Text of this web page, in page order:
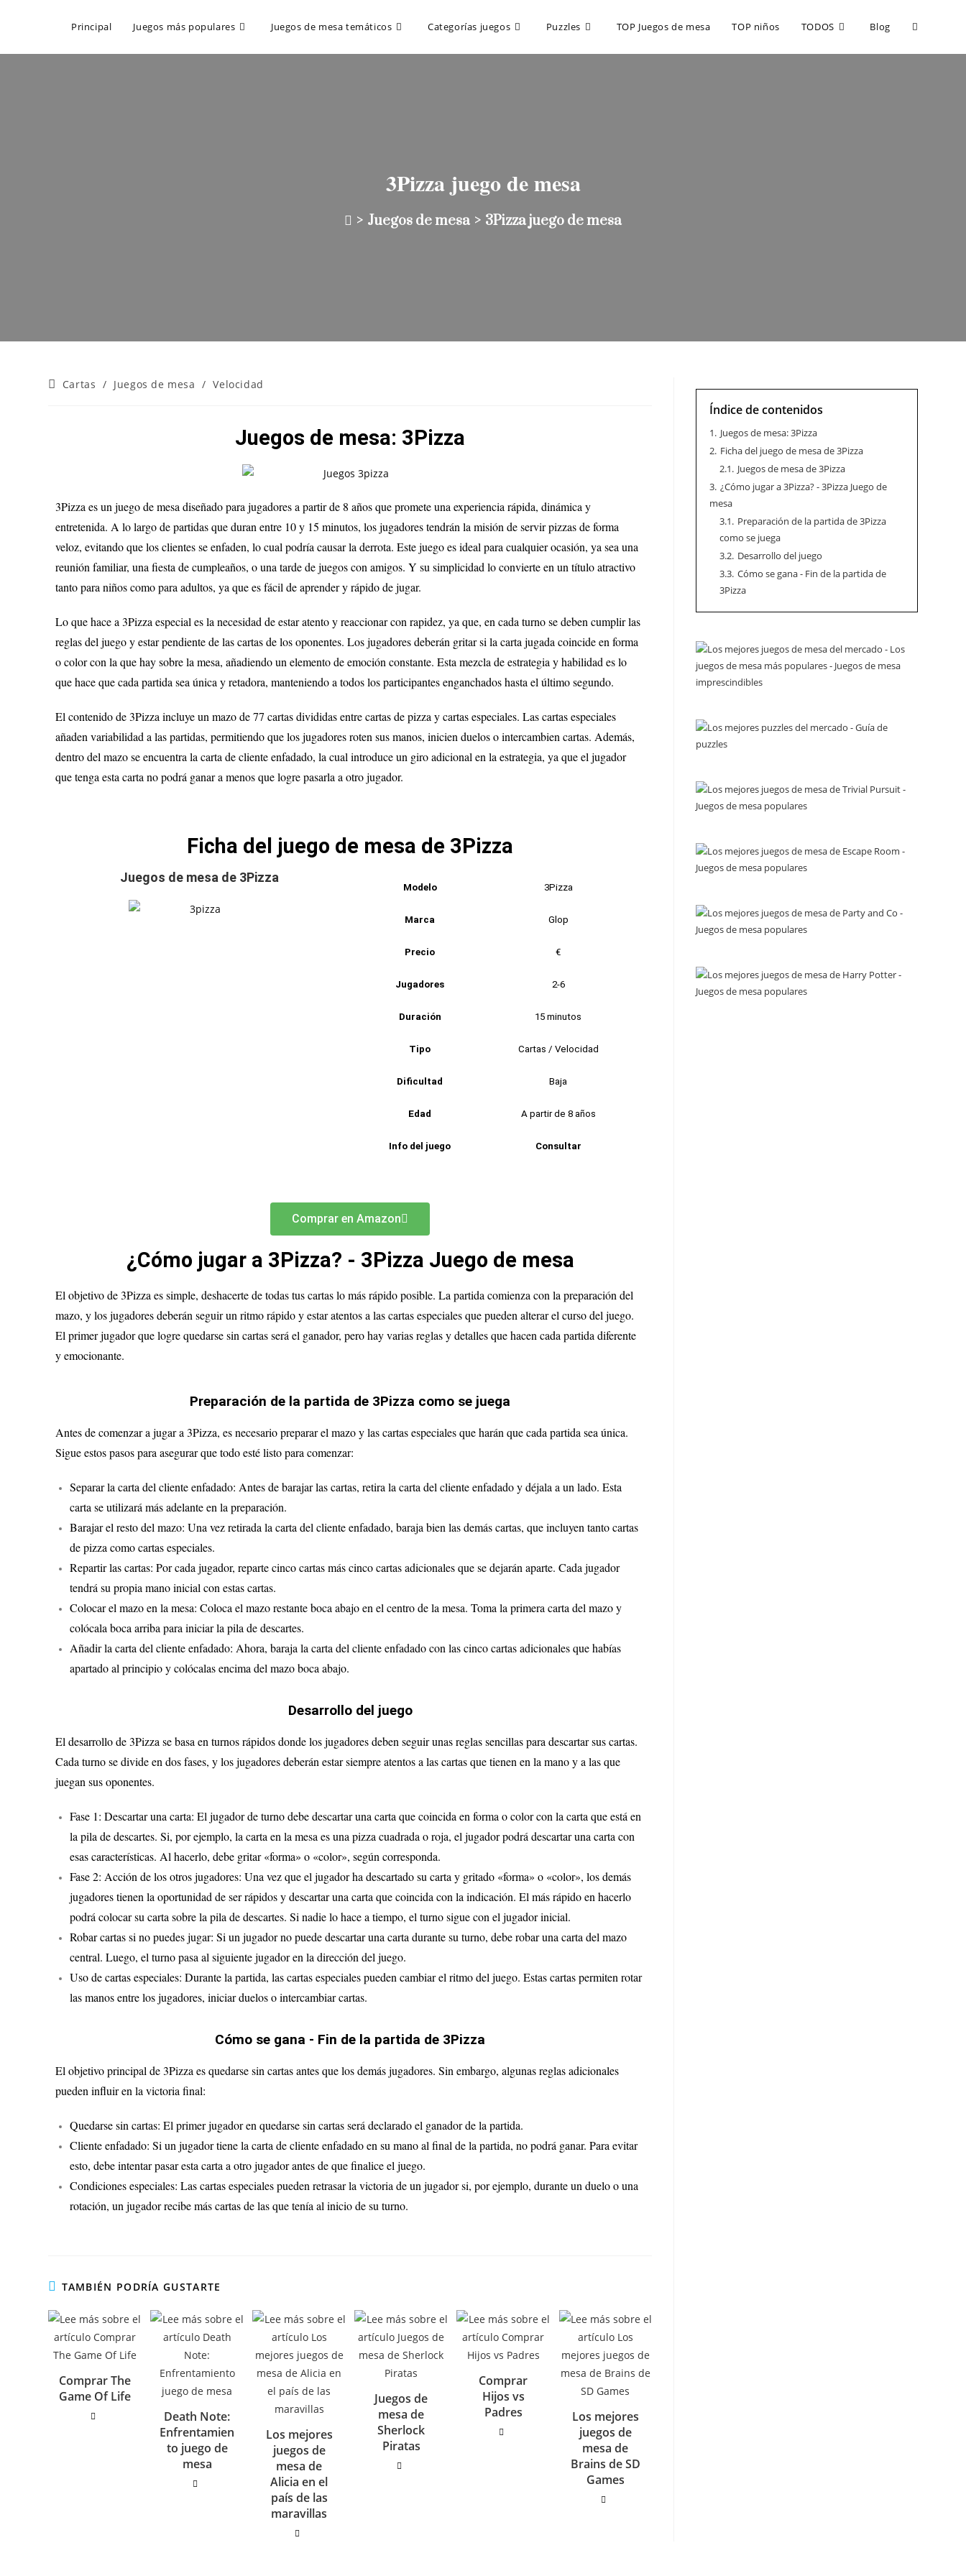
Principal Juegos más populares Juegos de mesa temáticos Categorías juegos Puzzles TOP Juegos de mesa TOP niños TODOS Blog
3Pizza juego de mesa
> Juegos de mesa > 3Pizza juego de mesa
Cartas / Juegos de mesa / Velocidad
Juegos de mesa: 3Pizza
3Pizza es un juego de mesa diseñado para jugadores a partir de 8 años que promete una experiencia rápida, dinámica y
entretenida. A lo largo de partidas que duran entre 10 y 15 minutos, los jugadores tendrán la misión de servir pizzas de forma
veloz, evitando que los clientes se enfaden, lo cual podría causar la derrota. Este juego es ideal para cualquier ocasión, ya sea una
reunión familiar, una fiesta de cumpleaños, o una tarde de juegos con amigos. Y su simplicidad lo convierte en un título atractivo
tanto para niños como para adultos, ya que es fácil de aprender y rápido de jugar.
Lo que hace a 3Pizza especial es la necesidad de estar atento y reaccionar con rapidez, ya que, en cada turno se deben cumplir las
reglas del juego y estar pendiente de las cartas de los oponentes. Los jugadores deberán gritar si la carta jugada coincide en forma
o color con la que hay sobre la mesa, añadiendo un elemento de emoción constante. Esta mezcla de estrategia y habilidad es lo
que hace que cada partida sea única y retadora, manteniendo a todos los participantes enganchados hasta el último segundo.
El contenido de 3Pizza incluye un mazo de 77 cartas divididas entre cartas de pizza y cartas especiales. Las cartas especiales
añaden variabilidad a las partidas, permitiendo que los jugadores roten sus manos, inicien duelos o intercambien cartas. Además,
dentro del mazo se encuentra la carta de cliente enfadado, la cual introduce un giro adicional en la estrategia, ya que el jugador
que tenga esta carta no podrá ganar a menos que logre pasarla a otro jugador.
Ficha del juego de mesa de 3Pizza
Juegos de mesa de 3Pizza
Modelo 3Pizza
Marca Glop
Precio €
Jugadores 2-6
Duración 15 minutos
Tipo Cartas / Velocidad
Dificultad Baja
Edad A partir de 8 años
Info del juego Consultar
Comprar en Amazon
¿Cómo jugar a 3Pizza? - 3Pizza Juego de mesa
El objetivo de 3Pizza es simple, deshacerte de todas tus cartas lo más rápido posible. La partida comienza con la preparación del
mazo, y los jugadores deberán seguir un ritmo rápido y estar atentos a las cartas especiales que pueden alterar el curso del juego.
El primer jugador que logre quedarse sin cartas será el ganador, pero hay varias reglas y detalles que hacen cada partida diferente
y emocionante.
Preparación de la partida de 3Pizza como se juega
Antes de comenzar a jugar a 3Pizza, es necesario preparar el mazo y las cartas especiales que harán que cada partida sea única.
Sigue estos pasos para asegurar que todo esté listo para comenzar:
Separar la carta del cliente enfadado: Antes de barajar las cartas, retira la carta del cliente enfadado y déjala a un lado. Esta
carta se utilizará más adelante en la preparación.
Barajar el resto del mazo: Una vez retirada la carta del cliente enfadado, baraja bien las demás cartas, que incluyen tanto cartas
de pizza como cartas especiales.
Repartir las cartas: Por cada jugador, reparte cinco cartas más cinco cartas adicionales que se dejarán aparte. Cada jugador
tendrá su propia mano inicial con estas cartas.
Colocar el mazo en la mesa: Coloca el mazo restante boca abajo en el centro de la mesa. Toma la primera carta del mazo y
colócala boca arriba para iniciar la pila de descartes.
Añadir la carta del cliente enfadado: Ahora, baraja la carta del cliente enfadado con las cinco cartas adicionales que habías
apartado al principio y colócalas encima del mazo boca abajo.
Desarrollo del juego
El desarrollo de 3Pizza se basa en turnos rápidos donde los jugadores deben seguir unas reglas sencillas para descartar sus cartas.
Cada turno se divide en dos fases, y los jugadores deberán estar siempre atentos a las cartas que tienen en la mano y a las que
juegan sus oponentes.
Fase 1: Descartar una carta: El jugador de turno debe descartar una carta que coincida en forma o color con la carta que está en
la pila de descartes. Si, por ejemplo, la carta en la mesa es una pizza cuadrada o roja, el jugador podrá descartar una carta con
esas características. Al hacerlo, debe gritar «forma» o «color», según corresponda.
Fase 2: Acción de los otros jugadores: Una vez que el jugador ha descartado su carta y gritado «forma» o «color», los demás
jugadores tienen la oportunidad de ser rápidos y descartar una carta que coincida con la indicación. El más rápido en hacerlo
podrá colocar su carta sobre la pila de descartes. Si nadie lo hace a tiempo, el turno sigue con el jugador inicial.
Robar cartas si no puedes jugar: Si un jugador no puede descartar una carta durante su turno, debe robar una carta del mazo
central. Luego, el turno pasa al siguiente jugador en la dirección del juego.
Uso de cartas especiales: Durante la partida, las cartas especiales pueden cambiar el ritmo del juego. Estas cartas permiten rotar
las manos entre los jugadores, iniciar duelos o intercambiar cartas.
Cómo se gana - Fin de la partida de 3Pizza
El objetivo principal de 3Pizza es quedarse sin cartas antes que los demás jugadores. Sin embargo, algunas reglas adicionales
pueden influir en la victoria final:
Quedarse sin cartas: El primer jugador en quedarse sin cartas será declarado el ganador de la partida.
Cliente enfadado: Si un jugador tiene la carta de cliente enfadado en su mano al final de la partida, no podrá ganar. Para evitar
esto, debe intentar pasar esta carta a otro jugador antes de que finalice el juego.
Condiciones especiales: Las cartas especiales pueden retrasar la victoria de un jugador si, por ejemplo, durante un duelo o una
rotación, un jugador recibe más cartas de las que tenía al inicio de su turno.
TAMBIÉN PODRÍA GUSTARTE
Comprar The
Game Of Life
Death Note:
Enfrentamien
to juego de
mesa
Los mejores
juegos de
mesa de
Alicia en el
país de las
maravillas
Juegos de
mesa de
Sherlock
Piratas
Comprar
Hijos vs
Padres
Los mejores
juegos de
mesa de
Brains de SD
Games
Índice de contenidos
1. Juegos de mesa: 3Pizza
2. Ficha del juego de mesa de 3Pizza
2.1. Juegos de mesa de 3Pizza
3. ¿Cómo jugar a 3Pizza? - 3Pizza Juego de
mesa
3.1. Preparación de la partida de 3Pizza
como se juega
3.2. Desarrollo del juego
3.3. Cómo se gana - Fin de la partida de
3Pizza